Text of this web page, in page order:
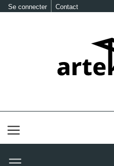
Se connecter Contact